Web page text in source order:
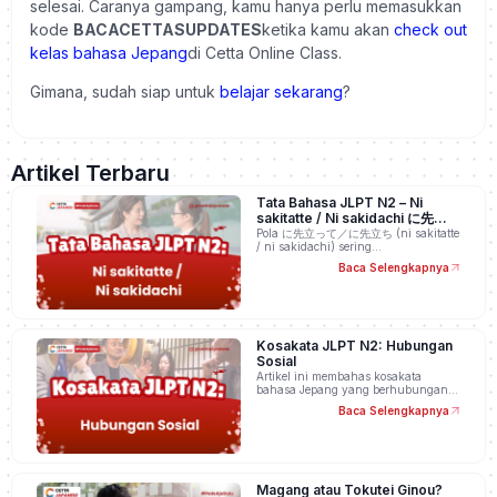
selesai. Caranya gampang, kamu hanya perlu memasukkan
kode BACACETTASUPDATESketika kamu akan check out
kelas bahasa Jepangdi Cetta Online Class.
Gimana, sudah siap untuk belajar sekarang?
Artikel Terbaru
Tata Bahasa JLPT N2 – Ni
sakitatte / Ni sakidachi に先立っ
て／に先立ち
Pola に先立って／に先立ち (ni sakitatte
/ ni sakidachi) sering…
Baca Selengkapnya
Kosakata JLPT N2: Hubungan
Sosial
Artikel ini membahas kosakata
bahasa Jepang yang berhubungan…
Baca Selengkapnya
Magang atau Tokutei Ginou?